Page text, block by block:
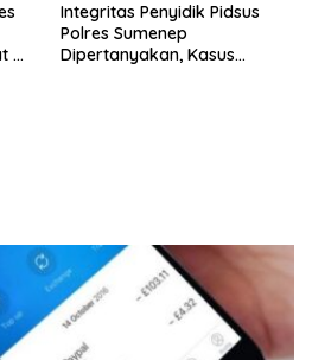
ke
Integritas Penyidik Pidsus
Polres Sumenep
Dipertanyakan, Kasus